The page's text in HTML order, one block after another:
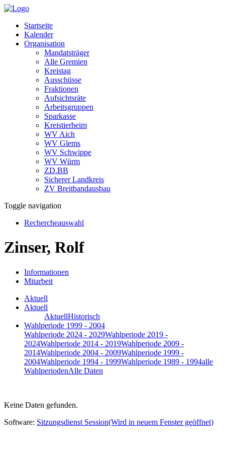
Startseite
Kalender
Organisation
Mandatsträger
Alle Gremien
Kreistag
Ausschüsse
Fraktionen
Aufsichtsräte
Arbeitsgruppen
Sparkasse
Kreistierheim
WV Aich
WV Glems
WV Schwippe
WV Würm
ZD.BB
Sicherer Landkreis
ZV Breitbandausbau
Toggle navigation
Rechercheauswahl
Zinser, Rolf
Informationen
Mitarbeit
Aktuell
Aktuell
AktuellHistorisch
Wahlperiode 1999 - 2004
Wahlperiode 2024 - 2029Wahlperiode 2019 -
2024Wahlperiode 2014 - 2019Wahlperiode 2009 -
2014Wahlperiode 2004 - 2009Wahlperiode 1999 -
2004Wahlperiode 1994 - 1999Wahlperiode 1989 - 1994alle
WahlperiodenAlle Daten
Keine Daten gefunden.
Software: Sitzungsdienst Session(Wird in neuem Fenster geöffnet)